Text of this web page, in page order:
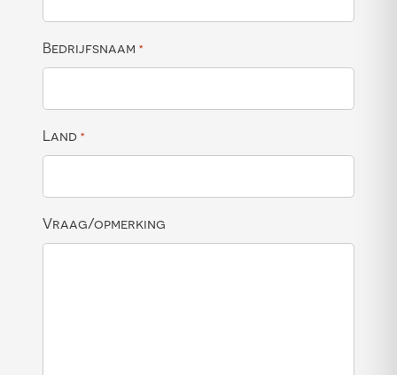
Bedrijfsnaam *
Land *
Vraag/opmerking